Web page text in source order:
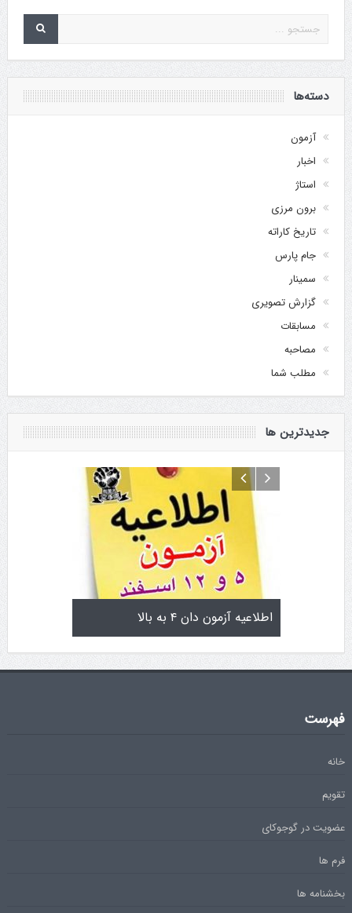
دسته‌ها
آزمون
اخبار
استاژ
برون مرزی
تاریخ کاراته
جام پارس
سمینار
گزارش تصویری
مسابقات
مصاحبه
مطلب شما
جدیدترین ها
تولد کایچو سن سی گوگن یاماگوچی
فهرست
خانه
تقویم
عضویت در گوجوکای
فرم ها
بخشنامه ها